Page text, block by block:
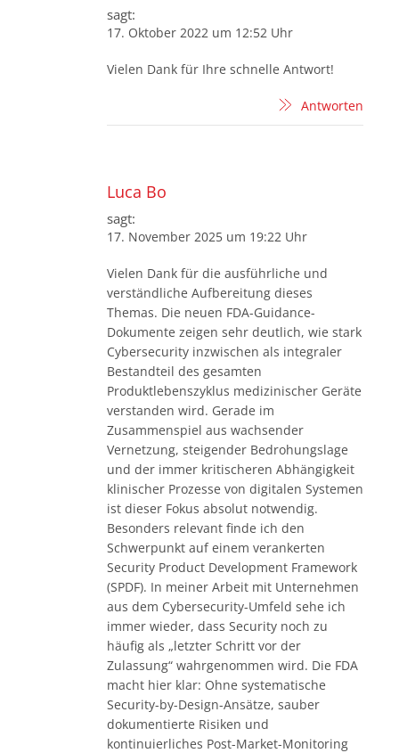
sagt:
17. Oktober 2022 um 12:52 Uhr
Vielen Dank für Ihre schnelle Antwort!
Antworten
Luca Bo
sagt:
17. November 2025 um 19:22 Uhr
Vielen Dank für die ausführliche und
verständliche Aufbereitung dieses
Themas. Die neuen FDA-Guidance-
Dokumente zeigen sehr deutlich, wie stark
Cybersecurity inzwischen als integraler
Bestandteil des gesamten
Produktlebenszyklus medizinischer Geräte
verstanden wird. Gerade im
Zusammenspiel aus wachsender
Vernetzung, steigender Bedrohungslage
und der immer kritischeren Abhängigkeit
klinischer Prozesse von digitalen Systemen
ist dieser Fokus absolut notwendig.
Besonders relevant finde ich den
Schwerpunkt auf einem verankerten
Security Product Development Framework
(SPDF). In meiner Arbeit mit Unternehmen
aus dem Cybersecurity-Umfeld sehe ich
immer wieder, dass Security noch zu
häufig als „letzter Schritt vor der
Zulassung“ wahrgenommen wird. Die FDA
macht hier klar: Ohne systematische
Security-by-Design-Ansätze, sauber
dokumentierte Risiken und
kontinuierliches Post-Market-Monitoring